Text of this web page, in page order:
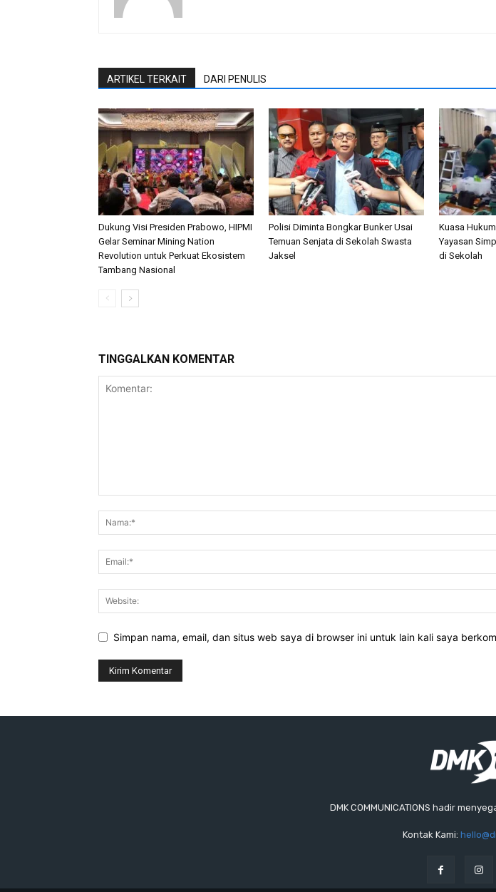
ARTIKEL TERKAIT DARI PENULIS
Dukung Visi Presiden Prabowo, HIPMI
Gelar Seminar Mining Nation
Revolution untuk Perkuat Ekosistem
Tambang Nasional
Polisi Diminta Bongkar Bunker Usai
Temuan Senjata di Sekolah Swasta
Jaksel
Kuasa
Yayasan
di Sekolah
TINGGALKAN KOMENTAR
Simpan nama, email, dan situs web saya di browser ini untuk lain kali saya
DMK COMMUNICATIONS hadir
Kontak Kami: